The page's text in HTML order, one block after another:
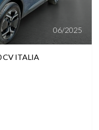
06/2025
CV ITALIA